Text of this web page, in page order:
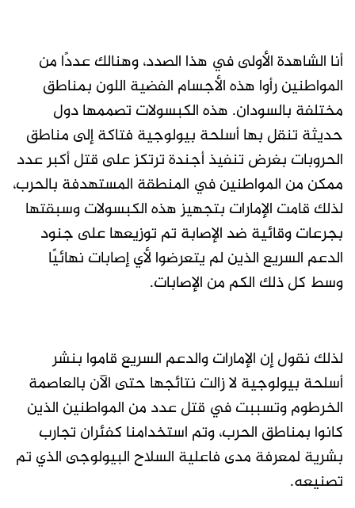
أنا الشاهدة الأولى في هذا الصدد، وهنالك عددًا من
المواطنين رأوا هذه الأجسام الفضية اللون بمناطق
مختلفة بالسودان. هذه الكبسولات تصممها دول
حديثة تنقل بها أسلحة بيولوجية فتاكة إلى مناطق
الحروبات بغرض تنفيذ أجندة ترتكز على قتل أكبر عدد
ممكن من المواطنين في المنطقة المستهدفة بالحرب،
لذلك قامت الإمارات بتجهيز هذه الكبسولات وسبقتها
بجرعات وقائية ضد الإصابة تم توزيعها على جنود
الدعم السريع الذين لم يتعرضوا لأي إصابات نهائيًا
وسط كل ذلك الكم من الإصابات.
لذلك نقول إن الإمارات والدعم السريع قاموا بنشر
أسلحة بيولوجية لا زالت نتائجها حتى الآن بالعاصمة
الخرطوم وتسببت في قتل عدد من المواطنين الذين
كانوا بمناطق الحرب، وتم استخدامنا كفئران تجارب
بشرية لمعرفة مدى فاعلية السلاح البيولوجى الذي تم
تصنيعه.